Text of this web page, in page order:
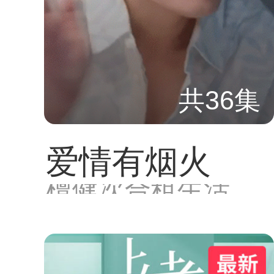
共36集
爱情有烟火
檀健次合租生活